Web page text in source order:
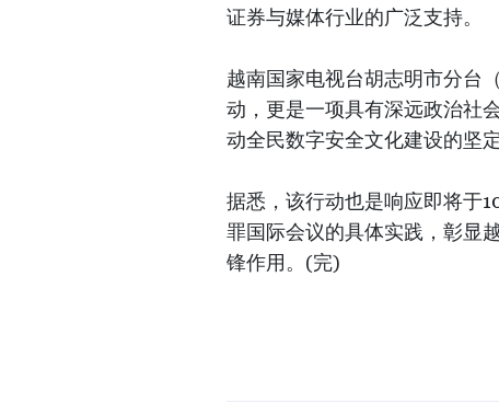
证券与媒体行业的广泛支持。
越南国家电视台胡志明市分台
动，更是一项具有深远政治社
动全民数字安全文化建设的坚定
据悉，该行动也是响应即将于
罪国际会议的具体实践，彰显
锋作用。(完)